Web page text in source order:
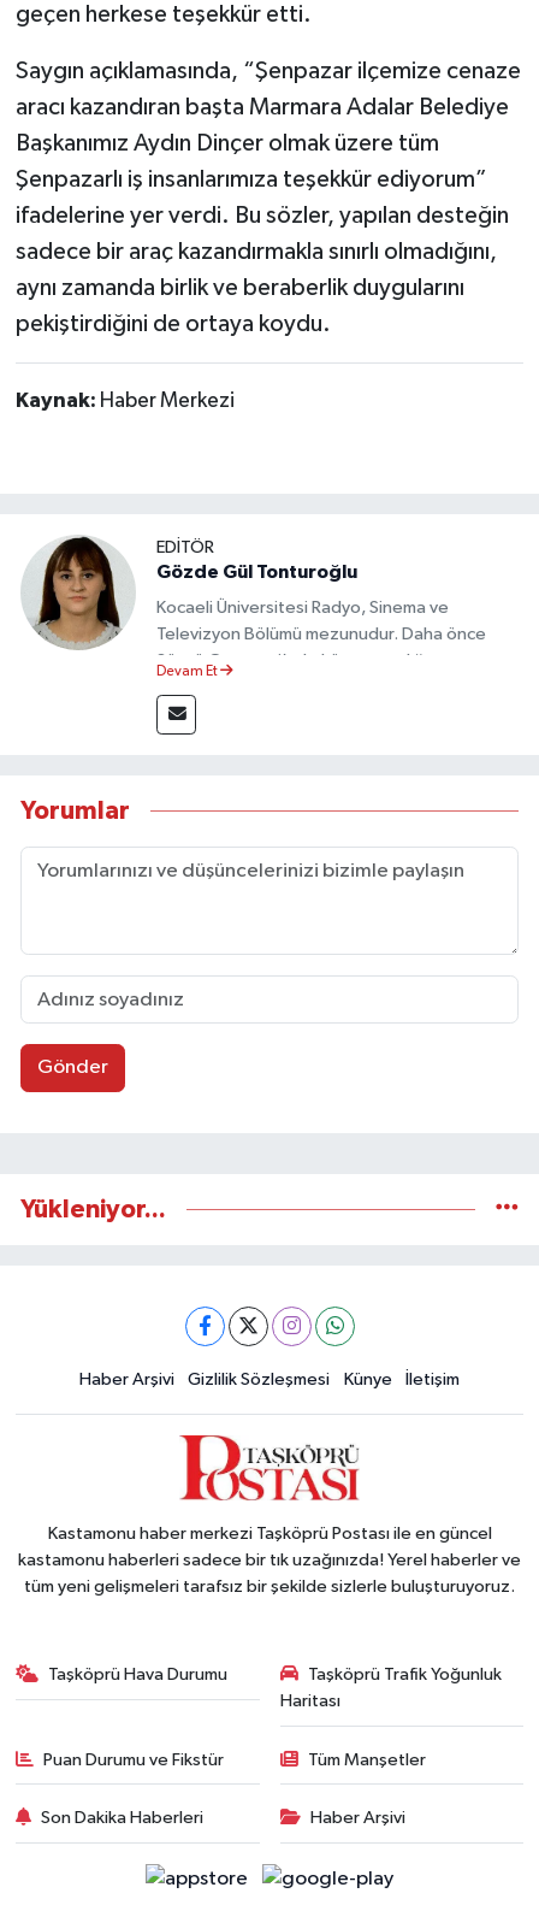
geçen herkese teşekkür etti.
Saygın açıklamasında, “Şenpazar ilçemize cenaze
aracı kazandıran başta Marmara Adalar Belediye
Başkanımız Aydın Dinçer olmak üzere tüm
Şenpazarlı iş insanlarımıza teşekkür ediyorum”
ifadelerine yer verdi. Bu sözler, yapılan desteğin
sadece bir araç kazandırmakla sınırlı olmadığını,
aynı zamanda birlik ve beraberlik duygularını
pekiştirdiğini de ortaya koydu.
Kaynak: Haber Merkezi
EDİTÖR
Gözde Gül Tonturoğlu
Kocaeli Üniversitesi Radyo, Sinema ve
Televizyon Bölümü mezunudur. Daha önce
Sözcü Gazetesi’nde köşe yazarlığı yapmış ve
Devam Et
Yorumlar
Gönder
Yükleniyor...
Haber Arşivi Gizlilik Sözleşmesi Künye İletişim
Kastamonu haber merkezi Taşköprü Postası ile en güncel
kastamonu haberleri sadece bir tık uzağınızda! Yerel haberler ve
tüm yeni gelişmeleri tarafsız bir şekilde sizlerle buluşturuyoruz.
Taşköprü Hava Durumu
Taşköprü Trafik Yoğunluk
Haritası
Puan Durumu ve Fikstür Tüm Manşetler
Son Dakika Haberleri Haber Arşivi